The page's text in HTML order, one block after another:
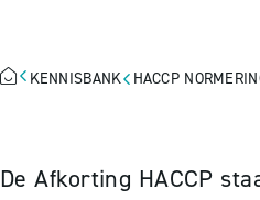
KENNISBANK HACCP
De Afkorting HACCP